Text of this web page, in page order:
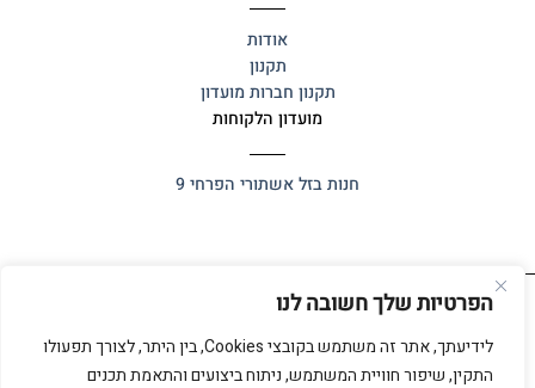
הפרטיות שלך חשובה לנו
לידיעתך, אתר זה משתמש בקובצי Cookies, בין היתר, לצורך תפעולו
התקין, שיפור חוויית המשתמש, ניתוח ביצועים והתאמת תכנים
אודות
תקנון
תקנון חברות מועדון
מועדון הלקוחות
חנות בזלאשתורי הפרחי 9
כל הזכויות שמורות 2025 © אלף אלף